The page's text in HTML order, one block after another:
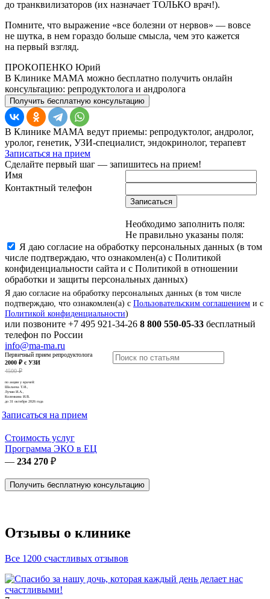
до транквилизаторов (их назначает ТОЛЬКО врач!).
Помните, что выражение «все болезни от нервов» — вовсе
не шутка, в нем гораздо больше смысла, чем это кажется
на первый взгляд.
ПРОКОПЕНКО Юрий
В Клинике МАМА можно бесплатно получить онлайн
консультацию: репродуктолога и андролога
Получить бесплатную консультацию
В Клинике МАМА ведут приемы: репродуктолог, андролог,
уролог, генетик, УЗИ-специалист, эндокринолог, терапевт
Записаться на прием
Сделайте первый шаг — запишитесь на прием!
Имя
Контактный телефон
Записаться
Необходимо заполнить поля:
Не правильно указаны поля:
Я даю согласие на обработку персональных данных (в том
числе подтверждаю, что ознакомлен(а) с Политикой
конфиденциальности сайта и с Политикой в отношении
обработки и защиты персональных данных)
Я даю согласие на обработку персональных данных (в том числе
подтверждаю, что ознакомлен(а) с Пользовательским соглашением и с
Политикой конфиденциальности)
или позвоните +7 495 921-34-26 8 800 550-05-33 бесплатный
телефон по России
info@ma-ma.ru
Первичный прием репродуктолога
2000 ₽ с УЗИ
4500 ₽
по акции у врачей:
Шалаева Т.И.,
Лучин И.А.,
Коленкина И.В.
до 31 октября 2026 года
Записаться на прием
Стоимость услуг
Программа ЭКО в ЕЦ
— 234 270 ₽
Получить бесплатную консультацию
Отзывы о клинике
Все 1200 счастливых отзывов